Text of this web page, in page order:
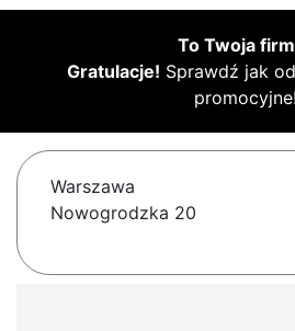
To Twoja
Gratulacje! Sprawdź jak
promocyjne!
Warszawa
Nowogrodzka 20